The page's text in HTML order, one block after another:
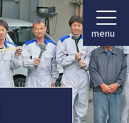
menu